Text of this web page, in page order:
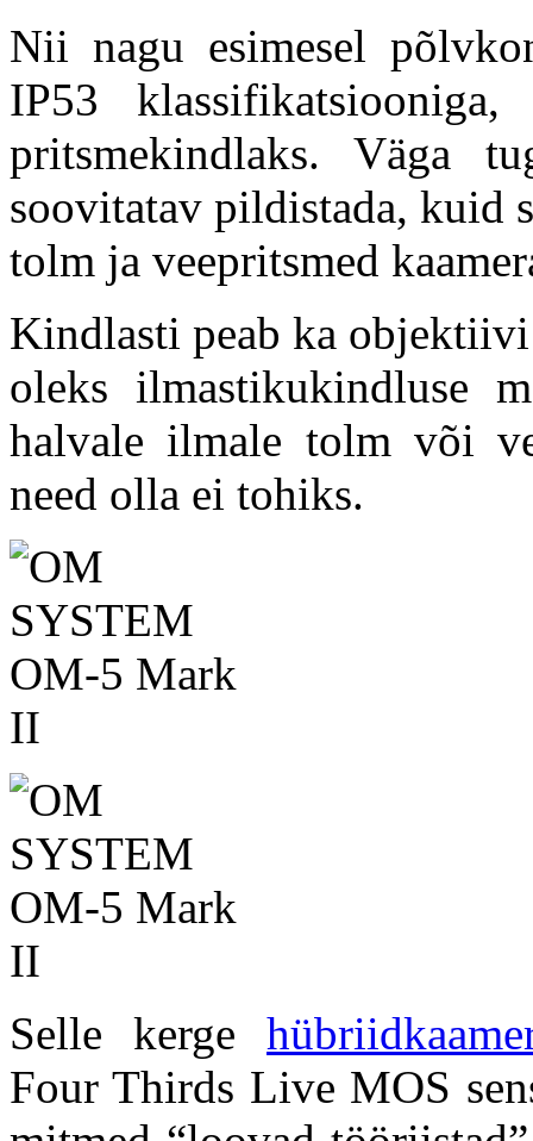
Nii nagu esimesel
IP53
pritsmekindlaks. Väga
soovitatav pildistada, kuid
tolm ja veepritsmed
Kindlasti peab ka
oleks ilmastikukindluse
halvale ilmale tolm või
need olla ei tohiks.
Selle kerge
Four Thirds Live MOS